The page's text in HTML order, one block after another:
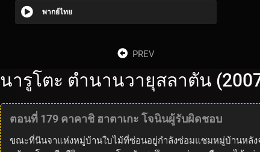
พากย์ไทย
PREV
นารูโตะ ตำนานวายุสลาตัน
ตอนที่ 179 คาคาชิ ฮาตาเกะ โจนินผู้รับผิดชอบ
ขณะที่นินจาแห่งหมู่บ้านใบไม้ที่ซ่อนอยู่กำลังซ่อมแซมหมู่บ้านหลังจ